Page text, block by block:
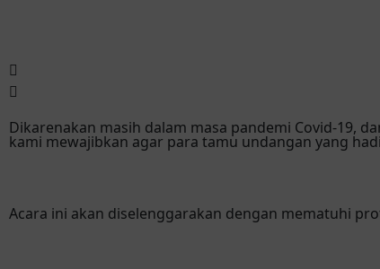
Dikarenakan masih dalam masa pandemi Covid-19,
kami mewajibkan agar para tamu undangan yang
Acara ini akan diselenggarakan dengan mematuhi